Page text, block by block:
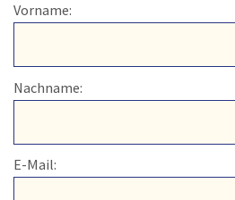
Vorname:
Nachname:
E-Mail: